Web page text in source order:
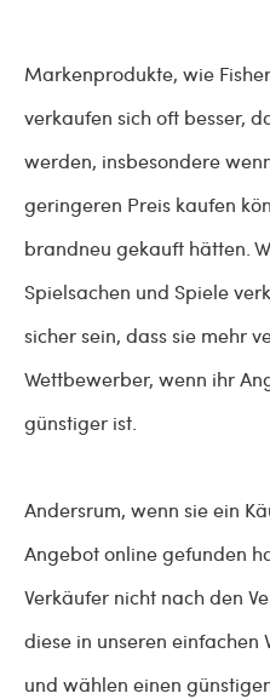
Markenprodukte, wie
verkaufen sich oft besser,
werden, insbesondere
geringeren Preis kaufen
brandneu gekauft hätten.
Spielsachen und Spiele
sicher sein, dass sie mehr
Wettbewerber, wenn ihr
günstiger ist.
Andersrum, wenn sie ein
Angebot online gefunden
Verkäufer nicht nach den
diese in unseren einfachen
und wählen einen